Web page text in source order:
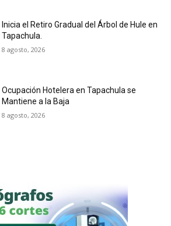
Inicia el Retiro Gradual del Árbol de Hule en
Tapachula.
8 agosto, 2026
Ocupación Hotelera en Tapachula se
Mantiene a la Baja
8 agosto, 2026